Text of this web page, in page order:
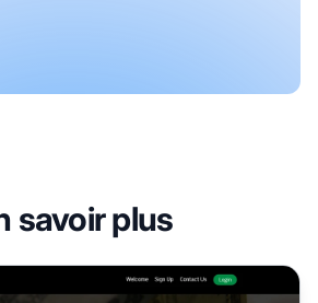
savoir plus
MoneyLovers